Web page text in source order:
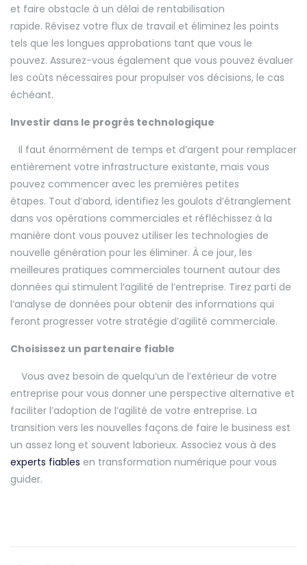
et faire obstacle à un délai de rentabilisation
rapide. Révisez votre flux de travail et éliminez les points
tels que les longues approbations tant que vous le
pouvez. Assurez-vous également que vous pouvez évaluer
les coûts nécessaires pour propulser vos décisions, le cas
échéant.
Investir dans le progrès technologique
Il faut énormément de temps et d’argent pour remplacer
entièrement votre infrastructure existante, mais vous
pouvez commencer avec les premières petites
étapes. Tout d’abord, identifiez les goulots d’étranglement
dans vos opérations commerciales et réfléchissez à la
manière dont vous pouvez utiliser les technologies de
nouvelle génération pour les éliminer. À ce jour, les
meilleures pratiques commerciales tournent autour des
données qui stimulent l’agilité de l’entreprise. Tirez parti de
l’analyse de données pour obtenir des informations qui
feront progresser votre stratégie d’agilité commerciale.
Choisissez un partenaire fiable
Vous avez besoin de quelqu’un de l’extérieur de votre
entreprise pour vous donner une perspective alternative et
faciliter l’adoption de l’agilité de votre entreprise. La
transition vers les nouvelles façons de faire le business est
un assez long et souvent laborieux. Associez vous à des
experts fiables en transformation numérique pour vous
guider.